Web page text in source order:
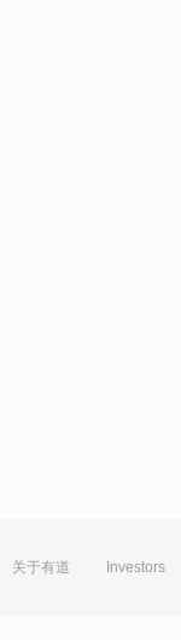
关于有道 Investors